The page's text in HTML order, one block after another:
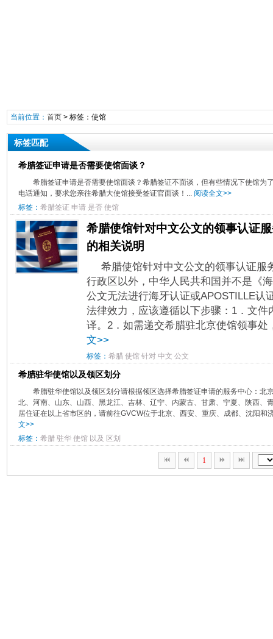
当前位置： 首页> 标签：使馆
标签匹配
希腊签证申请是否需要使馆面谈？
希腊签证申请是否需要使馆面谈？希腊签证不面谈，但有些情况下使馆为
电话通知，要求您亲往希腊大使馆接受签证官面谈！... 阅读全文>>
标签： 希腊签证 申请 是否 使馆
希腊使馆针对中文公文的领事认证
的相关说明
希腊使馆针对中文公文的领事认证服
行政区以外，中华人民共和国并不是《
公文无法进行海牙认证或APOSTILLE认
法律效力，应该遵循以下步骤：1．文
译。2．如需递交希腊驻北京使馆领事
文>>
标签： 希腊 使馆 针对 中文 公文
希腊驻华使馆以及领区划分
希腊驻华使馆以及领区划分请根据领区选择希腊签证申请的服务中心：北
北、河南、山东、山西、黑龙江、吉林、辽宁、内蒙古、甘肃、宁夏、陕西、
居住证在以上省市区的，请前往GVCW位于北京、西安、重庆、成都、沈阳和
文>>
标签： 希腊 驻华 使馆 以及 区划
1